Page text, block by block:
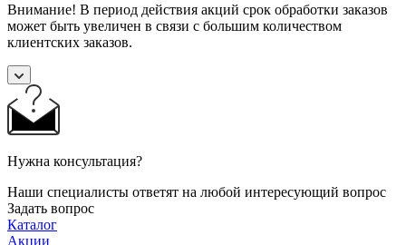
Внимание! В период действия акций срок обработки заказов
может быть увеличен в связи с большим количеством
клиентских заказов.
Нужна консультация?
Наши специалисты ответят на любой интересующий вопрос
Задать вопрос
Каталог
Акции